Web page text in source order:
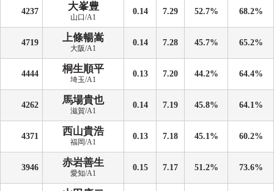
4237 大峯豊
山口/A1
0.14 7.29 52.7% 68.2%
4719 上條暢嵩
大阪/A1
0.14 7.28 45.7% 65.2%
4444 桐生順平
埼玉/A1
0.13 7.20 44.2% 64.4%
4262 馬場貴也
滋賀/A1
0.14 7.19 45.8% 64.1%
4371 西山貴浩
福岡/A1
0.13 7.18 45.1% 60.2%
3946 赤岩善生
愛知/A1
0.15 7.17 51.2% 73.6%